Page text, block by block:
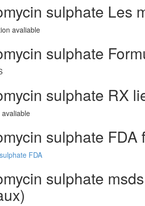
sulphate Les
avaliable
sulphate
sulphate RX
sulphate FDA
FDA
sulphate